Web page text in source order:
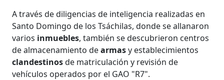
A través de diligencias de inteligencia realizadas en
Santo Domingo de los Tsáchilas, donde se allanaron
varios inmuebles, también se descubrieron centros
de almacenamiento dearmasy establecimientos
clandestinosde matriculación y revisión de
vehículos operados por el GAO "R7".